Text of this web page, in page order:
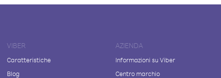
VIBER
Caratteristiche
Blog
AZIENDA
Informazioni su Viber
Centro marchio